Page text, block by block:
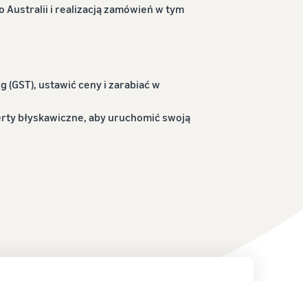
Australii i realizacją zamówień w tym
ustawić ceny i zarabiać w
błyskawiczne, aby uruchomić swoją